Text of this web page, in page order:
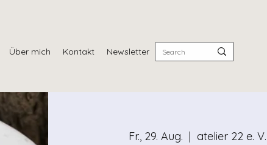
Über mich Kontakt Newsletter
Fr., 29. Aug.
  |
atelier 22 e. V.